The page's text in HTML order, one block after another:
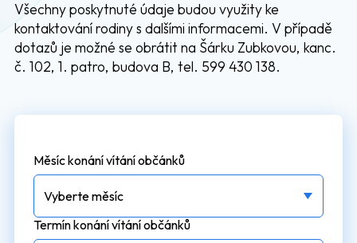
Všechny poskytnuté údaje budou využity ke
kontaktování rodiny s dalšími informacemi. V případě
dotazů je možné se obrátit na Šárku Zubkovou, kanc.
č. 102, 1. patro, budova B, tel. 599 430 138.
Měsíc konání vítání občánků
Termín konání vítání občánků